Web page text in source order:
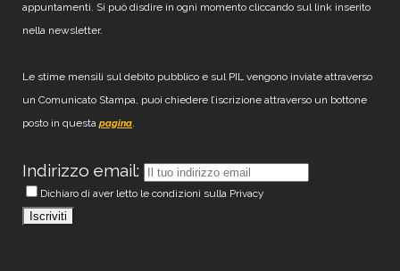
appuntamenti. Si può disdire in ogni momento cliccando sul link inserito
nella newsletter.
Le stime mensili sul debito pubblico e sul PIL vengono inviate attraverso
un Comunicato Stampa, puoi chiedere l’iscrizione attraverso un bottone
posto in questa pagina.
Indirizzo email:
Dichiaro di aver letto le condizioni sulla Privacy